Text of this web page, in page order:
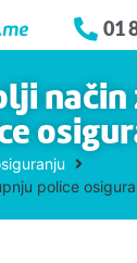
01
police
način